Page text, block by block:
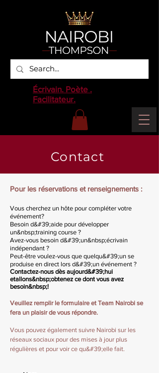
Écrivain. Poète .
Facilitateur.
Contact
Pour les réservations et renseignements :
Vous cherchez un hôte pour compléter votre
événement?
Besoin d&#39;aide pour développer
un&nbsp;training course ?
Avez-vous besoin d&#39;un&nbsp;écrivain
indépendant ?
Peut-être voulez-vous que quelqu&#39;un se
produise en direct lors d&#39;un événement ?
Contactez-nous dès aujourd&#39;hui
etallons&nbsp;obtenez ce dont vous avez
besoin&nbsp;!
Veuillez remplir le formulaire et Team Nairobi se
fera un plaisir de vous répondre.
Vous pouvez également suivre Nairobi sur les
réseaux sociaux pour des mises à jour plus
régulières et pour voir ce qu&#39;elle fait.